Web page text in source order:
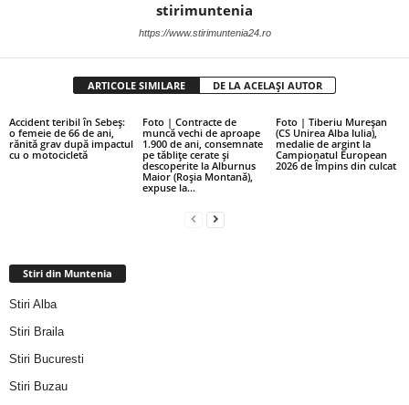
stirimuntenia
https://www.stirimuntenia24.ro
ARTICOLE SIMILARE DE LA ACELAȘI AUTOR
Accident teribil în Sebeș:
o femeie de 66 de ani,
rănită grav după impactul
cu o motocicletă
Foto | Contracte de
muncă vechi de aproape
1.900 de ani, consemnate
pe tăblițe cerate și
descoperite la Alburnus
Maior (Roșia Montană),
expuse la...
Foto | Tiberiu Mureșan
(CS Unirea Alba Iulia),
medalie de argint la
Campionatul European
2026 de Împins din culcat
Stiri din Muntenia
Stiri Alba
Stiri Braila
Stiri Bucuresti
Stiri Buzau